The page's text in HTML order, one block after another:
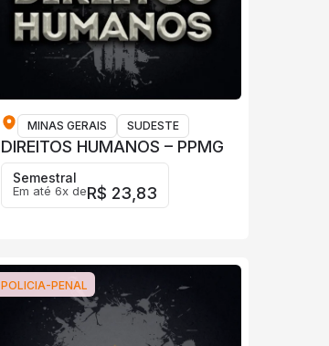
MINAS GERAIS SUDESTE
DIREITOS HUMANOS – PPMG
Semestral
Em até 6x deR$ 23,83
POLICIA-PENAL